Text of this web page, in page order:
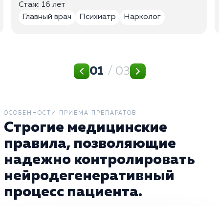
Стаж: 16 лет
Главный врач
Психиатр Нарколог
01 / 03
ОСОБЕННОСТИ ПРИЕМА ПРЕПАРАТОВ
Строгие медицинские
правила, позволяющие
надежно контролировать
нейродегенеративный
процесс пациента.